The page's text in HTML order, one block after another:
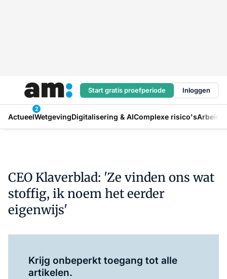
Start gratis proefperiode Inloggen
Actueel
2
WetgevingDigitalisering & AIComplexe risico's
CEO Klaverblad: 'Ze vinden ons wat
stoffig, ik noem het eerder
eigenwijs'
Krijg onbeperkt toegang tot alle
artikelen.